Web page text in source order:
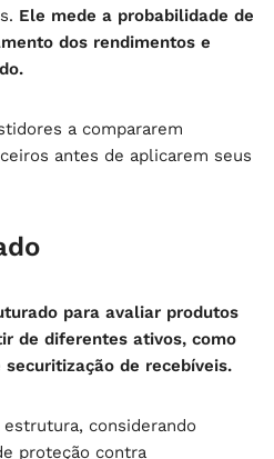
Ele mede a probabilidade de
dos rendimentos e
a compararem
antes de aplicarem seus
para avaliar produtos
de diferentes ativos, como
de recebíveis.
considerando
proteção contra